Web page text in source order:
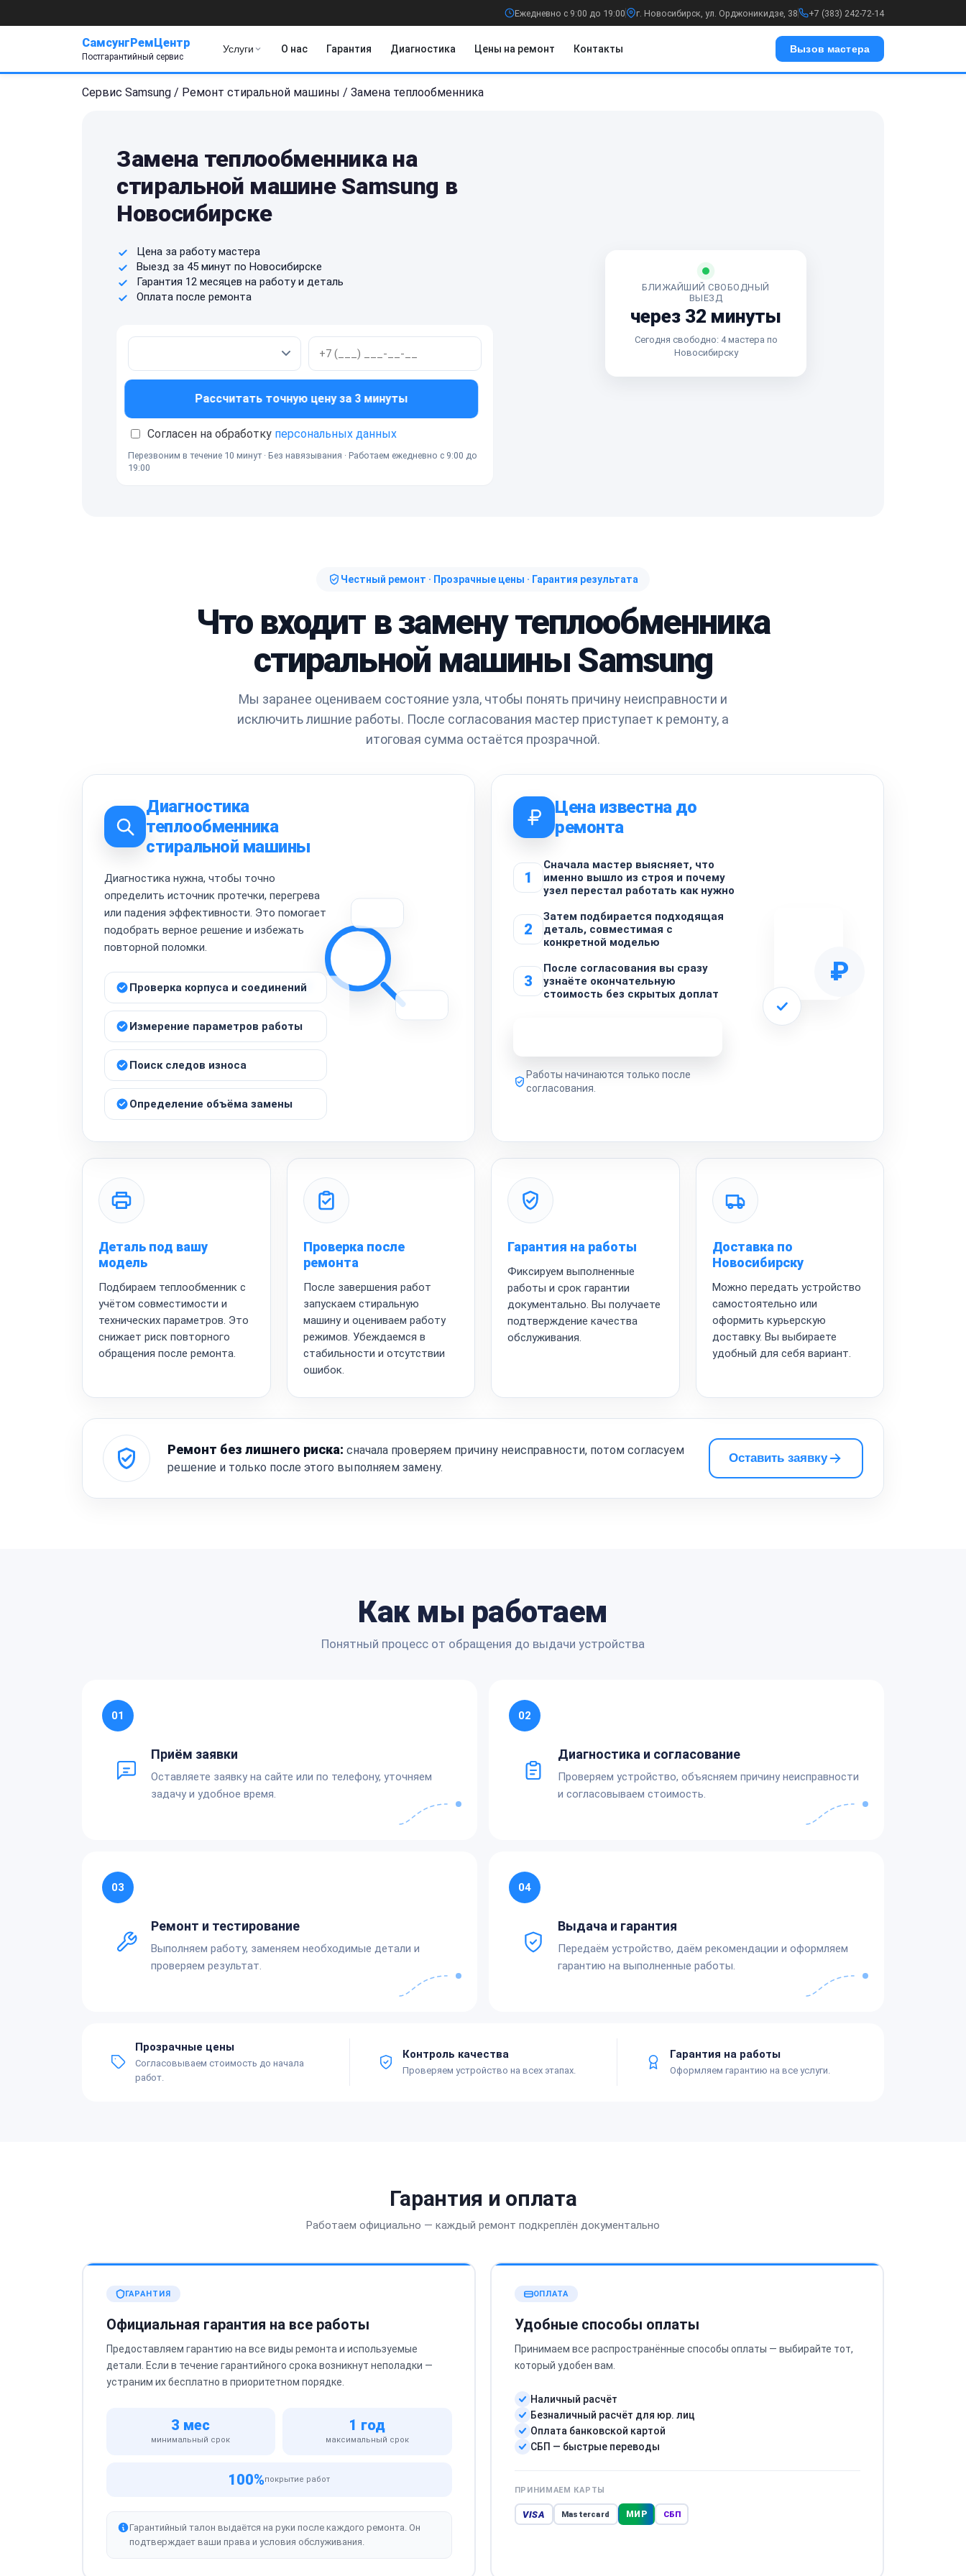
Ежедневно с 9:00 до 19:00 г. Новосибирск, ул. Орджоникидзе, 38 +7 (383) 242-72-14
СамсунгРемЦентр
Постгарантийный сервис
Услуги О нас Гарантия Диагностика Цены на ремонт Контакты Вызов мастера
Сервис Samsung / Ремонт стиральной машины / Замена теплообменника
Замена теплообменника на
стиральной машине Samsung в
Новосибирске
Цена за работу мастера
Выезд за 45 минут по Новосибирске
Гарантия 12 месяцев на работу и деталь
Оплата после ремонта
Рассчитать точную цену за 3 минуты
Согласен на обработку персональных данных
Перезвоним в течение 10 минут · Без навязывания · Работаем ежедневно с 9:00 до
19:00
БЛИЖАЙШИЙ СВОБОДНЫЙ
ВЫЕЗД
через 32 минуты
Сегодня свободно: 4 мастера по
Новосибирску
Честный ремонт · Прозрачные цены · Гарантия результата
Что входит в замену теплообменника
стиральной машины Samsung
Мы заранее оцениваем состояние узла, чтобы понять причину неисправности и
исключить лишние работы. После согласования мастер приступает к ремонту, а
итоговая сумма остаётся прозрачной.
Диагностика
теплообменника
стиральной машины
Диагностика нужна, чтобы точно
определить источник протечки, перегрева
или падения эффективности. Это помогает
подобрать верное решение и избежать
повторной поломки.
Проверка корпуса и соединений
Измерение параметров работы
Поиск следов износа
Определение объёма замены
Цена известна до
ремонта
1
Сначала мастер выясняет, что
именно вышло из строя и почему
узел перестал работать как нужно
2
Затем подбирается подходящая
деталь, совместимая с
конкретной моделью
3
После согласования вы сразу
узнаёте окончательную
стоимость без скрытых доплат
Работы начинаются только после
согласования.
₽
Деталь под вашу
модель
Подбираем теплообменник с
учётом совместимости и
технических параметров. Это
снижает риск повторного
обращения после ремонта.
Проверка после
ремонта
После завершения работ
запускаем стиральную
машину и оцениваем работу
режимов. Убеждаемся в
стабильности и отсутствии
ошибок.
Гарантия на работы
Фиксируем выполненные
работы и срок гарантии
документально. Вы получаете
подтверждение качества
обслуживания.
Доставка по
Новосибирску
Можно передать устройство
самостоятельно или
оформить курьерскую
доставку. Вы выбираете
удобный для себя вариант.
Ремонт без лишнего риска: сначала проверяем причину неисправности, потом согласуем
решение и только после этого выполняем замену.
Оставить заявку
Как мы работаем
Понятный процесс от обращения до выдачи устройства
01
Приём заявки
Оставляете заявку на сайте или по телефону, уточняем
задачу и удобное время.
02
Диагностика и согласование
Проверяем устройство, объясняем причину неисправности
и согласовываем стоимость.
03
Ремонт и тестирование
Выполняем работу, заменяем необходимые детали и
проверяем результат.
04
Выдача и гарантия
Передаём устройство, даём рекомендации и оформляем
гарантию на выполненные работы.
Прозрачные цены
Согласовываем стоимость до начала
работ.
Контроль качества
Проверяем устройство на всех этапах.
Гарантия на работы
Оформляем гарантию на все услуги.
Гарантия и оплата
Работаем официально — каждый ремонт подкреплён документально
ГАРАНТИЯ
Официальная гарантия на все работы
Предоставляем гарантию на все виды ремонта и используемые
детали. Если в течение гарантийного срока возникнут неполадки —
устраним их бесплатно в приоритетном порядке.
3 мес
минимальный срок
1 год
максимальный срок
100%покрытие работ
Гарантийный талон выдаётся на руки после каждого ремонта. Он
подтверждает ваши права и условия обслуживания.
ОПЛАТА
Удобные способы оплаты
Принимаем все распространённые способы оплаты — выбирайте тот,
который удобен вам.
Наличный расчёт
Безналичный расчёт для юр. лиц
Оплата банковской картой
СБП — быстрые переводы
ПРИНИМАЕМ КАРТЫ
VISA Mastercard МИР СБП